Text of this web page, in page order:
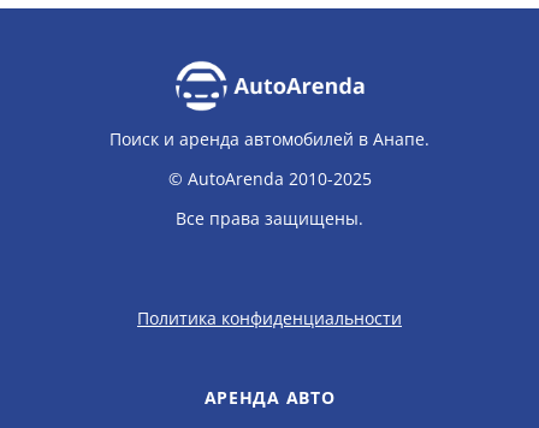
Поиск и аренда автомобилей в Анапе.
© AutoArenda 2010-2025
Все права защищены.
Политика конфиденциальности
АРЕНДА АВТО